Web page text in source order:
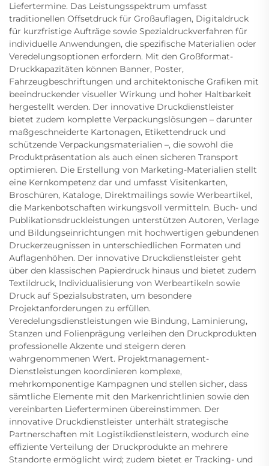
Liefertermine. Das Leistungsspektrum umfasst
traditionellen Offsetdruck für Großauflagen, Digitaldruck
für kurzfristige Aufträge sowie Spezialdruckverfahren für
individuelle Anwendungen, die spezifische Materialien oder
Veredelungsoptionen erfordern. Mit den Großformat-
Druckkapazitäten können Banner, Poster,
Fahrzeugbeschriftungen und architektonische Grafiken mit
beeindruckender visueller Wirkung und hoher Haltbarkeit
hergestellt werden. Der innovative Druckdienstleister
bietet zudem komplette Verpackungslösungen – darunter
maßgeschneiderte Kartonagen, Etikettendruck und
schützende Verpackungsmaterialien –, die sowohl die
Produktpräsentation als auch einen sicheren Transport
optimieren. Die Erstellung von Marketing-Materialien stellt
eine Kernkompetenz dar und umfasst Visitenkarten,
Broschüren, Kataloge, Direktmailings sowie Werbeartikel,
die Markenbotschaften wirkungsvoll vermitteln. Buch- und
Publikationsdruckleistungen unterstützen Autoren, Verlage
und Bildungseinrichtungen mit hochwertigen gebundenen
Druckerzeugnissen in unterschiedlichen Formaten und
Auflagenhöhen. Der innovative Druckdienstleister geht
über den klassischen Papierdruck hinaus und bietet zudem
Textildruck, Individualisierung von Werbeartikeln sowie
Druck auf Spezialsubstraten, um besondere
Projektanforderungen zu erfüllen.
Veredelungsdienstleistungen wie Bindung, Laminierung,
Stanzen und Folienprägung verleihen den Druckprodukten
professionelle Akzente und steigern deren
wahrgenommenen Wert. Projektmanagement-
Dienstleistungen koordinieren komplexe,
mehrkomponentige Kampagnen und stellen sicher, dass
sämtliche Elemente mit den Markenrichtlinien sowie den
vereinbarten Lieferterminen übereinstimmen. Der
innovative Druckdienstleister unterhält strategische
Partnerschaften mit Logistikdienstleistern, wodurch eine
effiziente Verteilung der Druckprodukte an mehrere
Standorte ermöglicht wird; zudem bietet er Tracking- und